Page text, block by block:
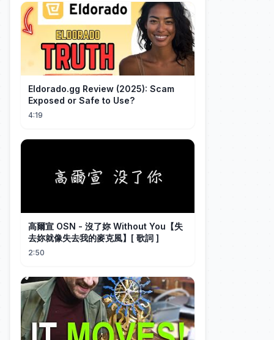
Eldorado.gg Review (2025): Scam
Exposed or Safe to Use?
4:19
高爾宣 OSN - 沒了妳 Without You【失
去妳就像失去我的麥克風】[ 歌詞 ]
2:50